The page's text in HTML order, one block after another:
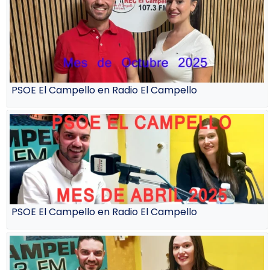
PSOE El Campello en Radio El Campello
PSOE El Campello en Radio El Campello